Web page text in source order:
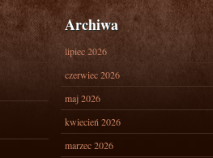
Archiwa
lipiec 2026
czerwiec 2026
maj 2026
kwiecień 2026
marzec 2026